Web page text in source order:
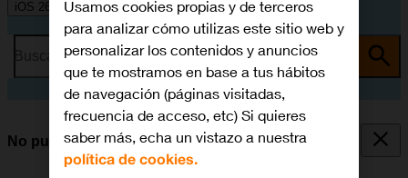
iOS 26
Busca por problema o tema
No puedo enviar ni recibir correo electrónico
Usamos cookies propias y de terceros
para analizar cómo utilizas este sitio web y
personalizar los contenidos y anuncios
que te mostramos en base a tus hábitos
de navegación (páginas visitadas,
frecuencia de acceso, etc) Si quieres
saber más, echa un vistazo a nuestra
política de cookies.